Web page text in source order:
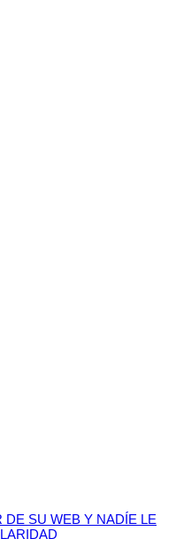
SU WEB Y NADÍE LE